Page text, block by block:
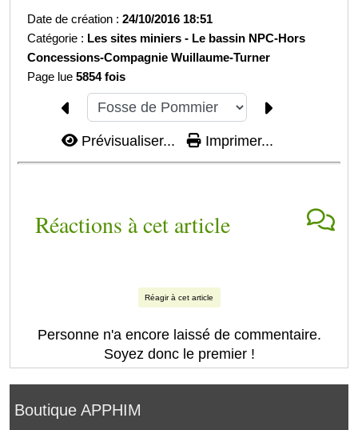
Boutique APPHIM
Date de création :24/10/2016 18:51
Catégorie : Les sites miniers - Le bassin NPC-Hors
Concessions-Compagnie Wuillaume-Turner
Page lue5854 fois
Prévisualiser... Imprimer...
Réactions à cet article
Réagir à cet article
Personne n'a encore laissé de commentaire.
Soyez donc le premier !